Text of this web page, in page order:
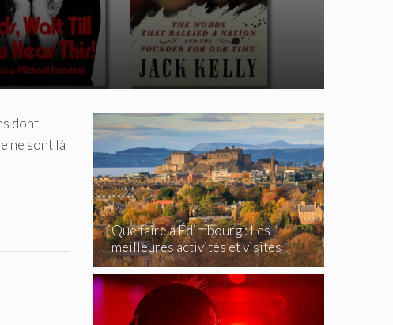
dont
ne sont là
Que faire à Édimbourg : Les
meilleures activités et visites
incontournables